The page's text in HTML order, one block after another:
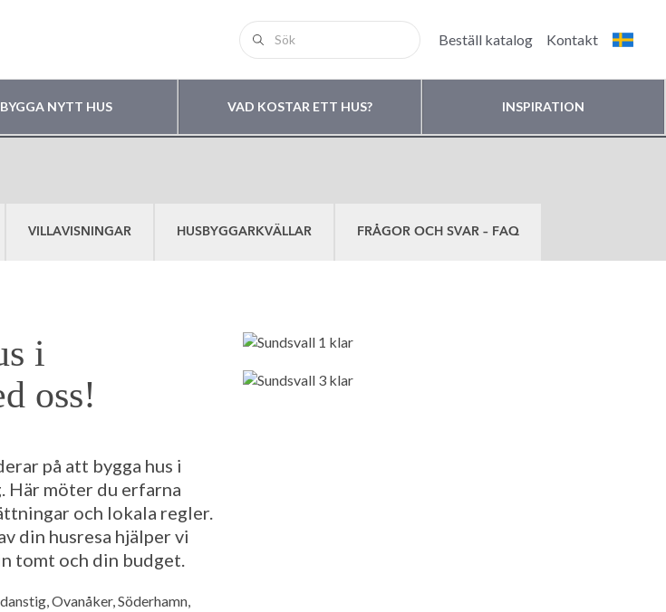
Beställ katalog Kontakt
BYGGA NYTT HUS VAD KOSTAR ETT HUS? INSPIRATION
VILLAVISNINGAR HUSBYGGARKVÄLLAR FRÅGOR OCH SVAR – FAQ
i
oss!
på att bygga hus i
Här möter du erfarna
och lokala regler.
din husresa hjälper vi
tomt och din budget.
Ovanåker, Söderhamn,